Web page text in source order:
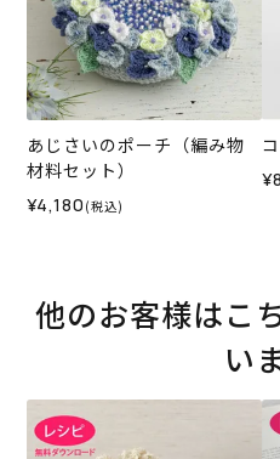
あじさいのポーチ（編み物
材料セット）
¥4,180 (税込)
他のお客様はこ
い